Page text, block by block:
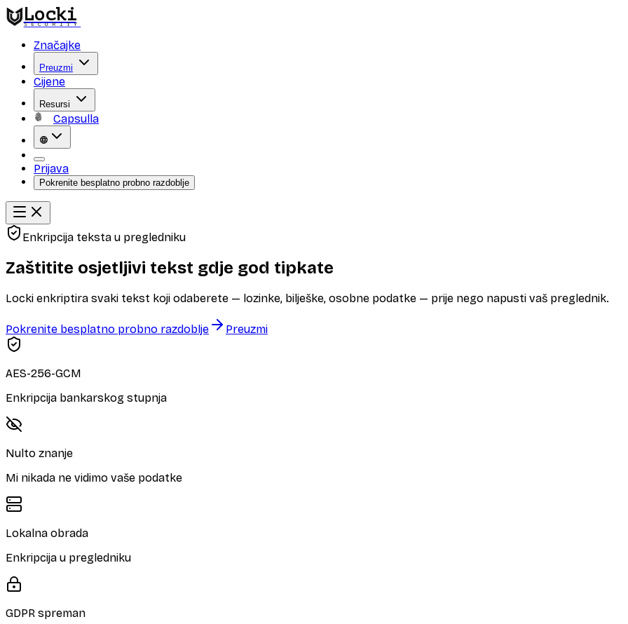
Locki
SECURITY
Značajke
Preuzmi
Cijene
Resursi
Capsulla
Prijava
Pokrenite besplatno probno razdoblje
Enkripcija teksta u pregledniku
Zaštitite osjetljivi tekst gdje god tipkate
Locki enkriptira svaki tekst koji odaberete — lozinke, bilješke, osobne podatke — prije nego napusti vaš preglednik.
Pokrenite besplatno probno razdoblje Preuzmi
AES-256-GCM
Enkripcija bankarskog stupnja
Nulto znanje
Mi nikada ne vidimo vaše podatke
Lokalna obrada
Enkripcija u pregledniku
GDPR spreman